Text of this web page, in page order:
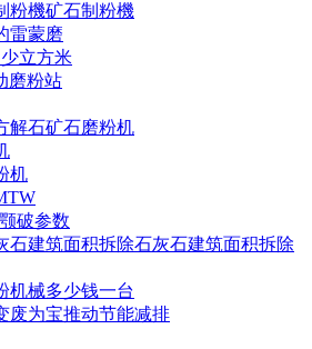
粉機矿石制粉機
雷蒙磨
立方米
磨粉站
解石矿石磨粉机
机
破参数
石建筑面积拆除石灰石建筑面积拆除
机械多少钱一台
废为宝推动节能减排